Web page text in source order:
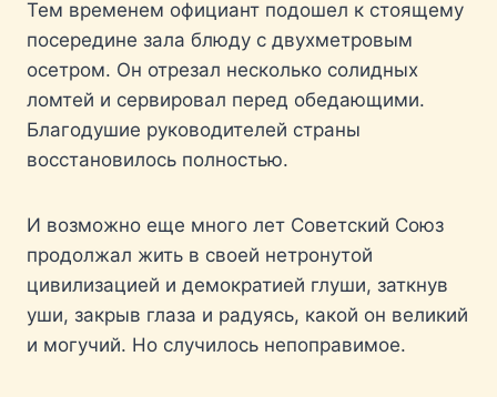
Тем временем официант подошел к стоящему
посередине зала блюду с двухметровым
осетром. Он отрезал несколько солидных
ломтей и сервировал перед обедающими.
Благодушие руководителей страны
восстановилось полностью.
И возможно еще много лет Советский Союз
продолжал жить в своей нетронутой
цивилизацией и демократией глуши, заткнув
уши, закрыв глаза и радуясь, какой он великий
и могучий. Но случилось непоправимое.